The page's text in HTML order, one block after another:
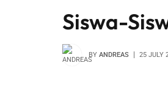
Siswa-
BY ANDREAS 25 JULY